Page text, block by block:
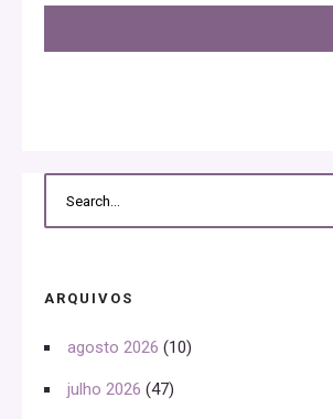
ARQUIVOS
agosto 2026 (10)
julho 2026 (47)